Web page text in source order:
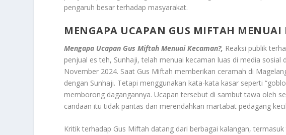
pengaruh besar terhadap masyarakat.
MENGAPA UCAPAN GUS MIFTAH MENUAI
Mengapa Ucapan Gus Miftah Menuai Kecaman?, Reaksi publik
penjual es teh, Sunhaji, telah menuai kecaman luas di media
November 2024. Saat Gus Miftah memberikan ceramah di
dengan Sunhaji. Tetapi menggunakan kata-kata kasar seperti
memborong dagangannya. Ucapan tersebut di sambut tawa oleh
candaan itu tidak pantas dan merendahkan martabat pedagang
Kritik terhadap Gus Miftah datang dari berbagai kalangan,